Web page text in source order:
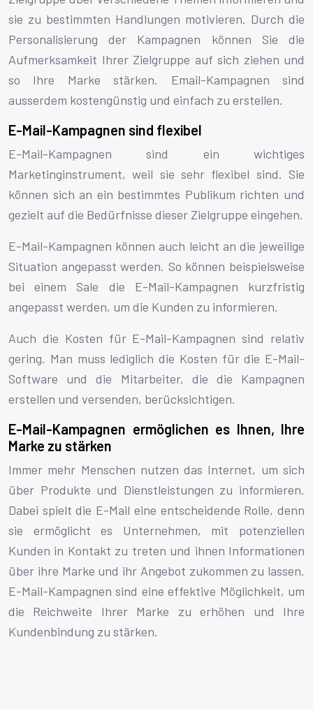
sie zu bestimmten Handlungen motivieren. Durch die
Personalisierung der Kampagnen können Sie die
Aufmerksamkeit Ihrer Zielgruppe auf sich ziehen und
so Ihre Marke stärken. Email-Kampagnen sind
ausserdem kostengünstig und einfach zu erstellen.
E-Mail-Kampagnen sind flexibel
E-Mail-Kampagnen sind ein wichtiges
Marketinginstrument, weil sie sehr flexibel sind. Sie
können sich an ein bestimmtes Publikum richten und
gezielt auf die Bedürfnisse dieser Zielgruppe eingehen.
E-Mail-Kampagnen können auch leicht an die jeweilige
Situation angepasst werden. So können beispielsweise
bei einem Sale die E-Mail-Kampagnen kurzfristig
angepasst werden, um die Kunden zu informieren.
Auch die Kosten für E-Mail-Kampagnen sind relativ
gering. Man muss lediglich die Kosten für die E-Mail-
Software und die Mitarbeiter, die die Kampagnen
erstellen und versenden, berücksichtigen.
E-Mail-Kampagnen ermöglichen es Ihnen, Ihre
Marke zu stärken
Immer mehr Menschen nutzen das Internet, um sich
über Produkte und Dienstleistungen zu informieren.
Dabei spielt die E-Mail eine entscheidende Rolle, denn
sie ermöglicht es Unternehmen, mit potenziellen
Kunden in Kontakt zu treten und ihnen Informationen
über ihre Marke und ihr Angebot zukommen zu lassen.
E-Mail-Kampagnen sind eine effektive Möglichkeit, um
die Reichweite Ihrer Marke zu erhöhen und Ihre
Kundenbindung zu stärken.